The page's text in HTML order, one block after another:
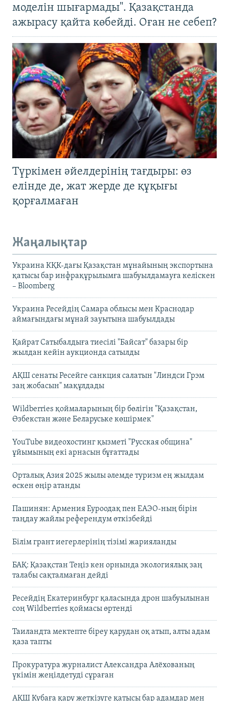
моделін шығармады". Қазақстанда
ажырасу қайта көбейді. Оған не себеп?
Түркімен әйелдерінің тағдыры: өз
елінде де, жат жерде де құқығы
қорғалмаған
Жаңалықтар
Украина КҚК-дағы Қазақстан мұнайының экспортына
қатысы бар инфрақұрылымға шабуылдамауға келіскен
– Bloomberg
Украина Ресейдің Самара облысы мен Краснодар
аймағындағы мұнай зауытына шабуылдады
Қайрат Сатыбалдыға тиесілі "Байсат" базары бір
жылдан кейін аукционда сатылды
АҚШ сенаты Ресейге санкция салатын "Линдси Грэм
заң жобасын" мақұлдады
Wildberries қоймаларының бір бөлігін "Қазақстан,
Өзбекстан және Беларуське көшірмек"
YouTube видеохостинг қызметі "Русская община"
ұйымының екі арнасын бұғаттады
Орталық Азия 2025 жылы әлемде туризм ең жылдам
өскен өңір атанды
Пашинян: Армения Еуроодақ пен ЕАЭО-ның бірін
таңдау жайлы референдум өткізбейді
Білім грант иегерлерінің тізімі жарияланды
БАҚ: Қазақстан Теңіз кен орнында экологиялық заң
талабы сақталмаған дейді
Ресейдің Екатеринбург қаласында дрон шабуылынан
соң Wildberries қоймасы өртенді
Таиландта мектепте біреу қарудан оқ атып, алты адам
қаза тапты
Прокуратура журналист Александра Алёхованың
үкімін жеңілдетуді сұраған
АҚШ Кубаға қару жеткізуге қатысы бар адамдар мен